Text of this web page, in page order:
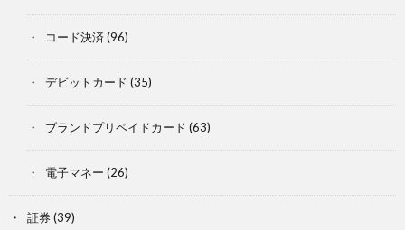
コード決済 (96)
デビットカード (35)
ブランドプリペイドカード (63)
電子マネー (26)
証券(39)